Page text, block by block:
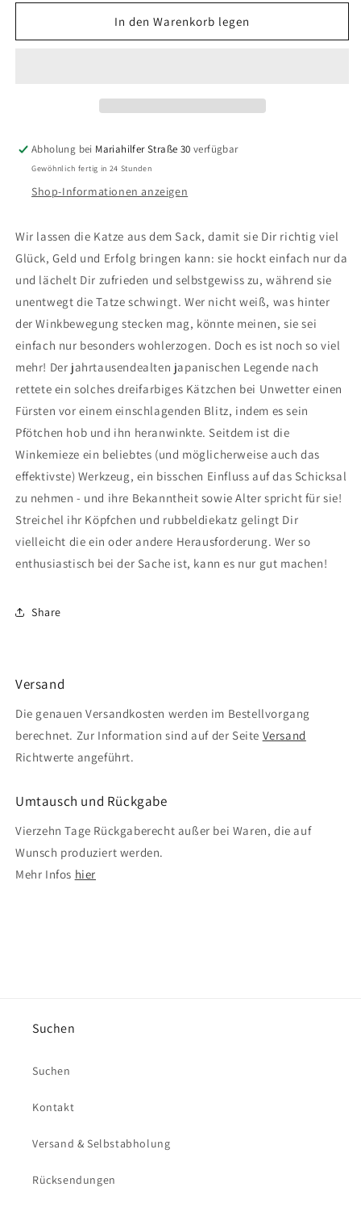
Menge
Glückskatze
Menge
für
Glückskatze
In den Warenkorb legen
Abholung bei Mariahilfer Straße 30 verfügbar
Gewöhnlich fertig in 24 Stunden
Shop-Informationen anzeigen
Wir lassen die Katze aus dem Sack, damit sie Dir richtig viel
Glück, Geld und Erfolg bringen kann: sie hockt einfach nur da
und lächelt Dir zufrieden und selbstgewiss zu, während sie
unentwegt die Tatze schwingt. Wer nicht weiß, was hinter
der Winkbewegung stecken mag, könnte meinen, sie sei
einfach nur besonders wohlerzogen. Doch es ist noch so viel
mehr! Der jahrtausendealten japanischen Legende nach
rettete ein solches dreifarbiges Kätzchen bei Unwetter einen
Fürsten vor einem einschlagenden Blitz, indem es sein
Pfötchen hob und ihn heranwinkte. Seitdem ist die
Winkemieze ein beliebtes (und möglicherweise auch das
effektivste) Werkzeug, ein bisschen Einfluss auf das Schicksal
zu nehmen - und ihre Bekanntheit sowie Alter spricht für sie!
Streichel ihr Köpfchen und rubbeldiekatz gelingt Dir
vielleicht die ein oder andere Herausforderung. Wer so
enthusiastisch bei der Sache ist, kann es nur gut machen!
Share
Versand
Die genauen Versandkosten werden im Bestellvorgang
berechnet. Zur Information sind auf der Seite Versand
Richtwerte angeführt.
Umtausch und Rückgabe
Vierzehn Tage Rückgaberecht außer bei Waren, die auf
Wunsch produziert werden.
Mehr Infos hier
Suchen
Suchen
Kontakt
Versand & Selbstabholung
Rücksendungen